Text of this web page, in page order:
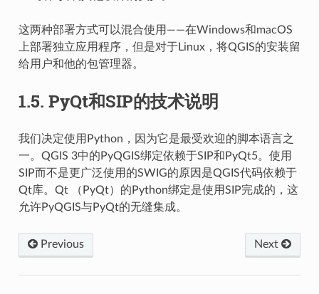
这两种部署方式可以混合使用——在Windows和macOS
上部署独立应用程序，但是对于Linux，将QGIS的安装留
给用户和他的包管理器。
1.5. PyQt和SIP的技术说明
我们决定使用Python，因为它是最受欢迎的脚本语言之
一。QGIS 3中的PyQGIS绑定依赖于SIP和PyQt5。使用
SIP而不是更广泛使用的SWIG的原因是QGIS代码依赖于
Qt库。Qt （PyQt）的Python绑定是使用SIP完成的，这
允许PyQGIS与PyQt的无缝集成。
Previous Next